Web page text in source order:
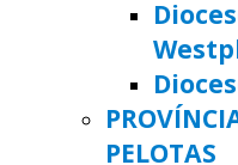
PELOTAS